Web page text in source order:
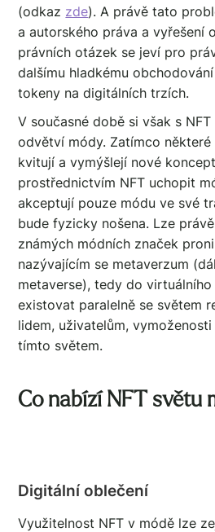
(odkaz zde). A právě tato
a autorského práva a vyřešení
právních otázek se jeví pro
dalšímu hladkému
tokeny na digitálních trzích.
V současné době si však s
odvětví módy. Zatímco
kvitují a vymýšlejí nové
prostřednictvím NFT uchopit
akceptují pouze módu ve své
bude fyzicky nošena. Lze
známých módních značek
nazývajícím se metaverzum
metaverse), tedy do
existovat paralelně se světem
lidem, uživatelům,
tímto světem.
Co nabízí NFT světu
Digitální oblečení
Využitelnost NFT v módě lze